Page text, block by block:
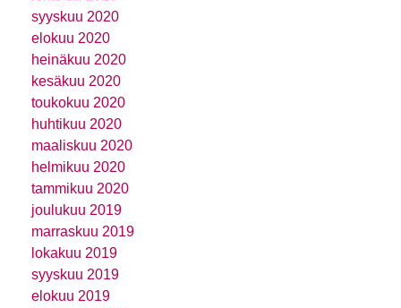
syyskuu 2020
elokuu 2020
heinäkuu 2020
kesäkuu 2020
toukokuu 2020
huhtikuu 2020
maaliskuu 2020
helmikuu 2020
tammikuu 2020
joulukuu 2019
marraskuu 2019
lokakuu 2019
syyskuu 2019
elokuu 2019